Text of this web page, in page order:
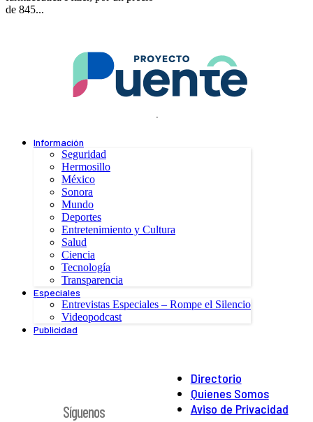
de 845...
.
Información
Seguridad
Hermosillo
México
Sonora
Mundo
Deportes
Entretenimiento y Cultura
Salud
Ciencia
Tecnología
Transparencia
Especiales
Entrevistas Especiales – Rompe el Silencio
Videopodcast
Publicidad
Directorio
Quienes Somos
Aviso de Privacidad
Síguenos